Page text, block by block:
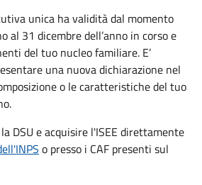
unica ha validità dal momento
al 31 dicembre dell’anno in corso e
del tuo nucleo familiare. E’
una nuova dichiarazione nel
o le caratteristiche del tuo
DSU e acquisire l'ISEE direttamente
o presso i CAF presenti sul